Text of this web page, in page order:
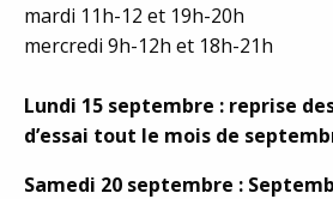
mardi 11h-12 et 19h-20h
mercredi 9h-12h et 18h-21h
Lundi 15 septembre : reprise
d’essai tout le mois de
Samedi 20 septembre :